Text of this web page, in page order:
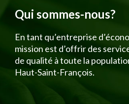
Qui sommes-nous?
En tant qu’entreprise
mission est d’offrir des
de qualité à toute la
Haut-Saint-François.